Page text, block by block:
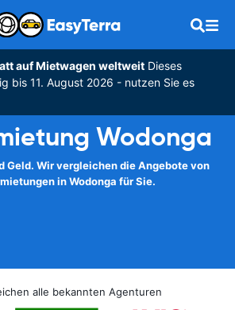
auf Mietwagen weltweitDieses
bis 11. August 2026 - nutzen Sie es
Wodonga
Geld. Wir vergleichen die Angebote von
in Wodonga für Sie.
alle bekannten Agenturen